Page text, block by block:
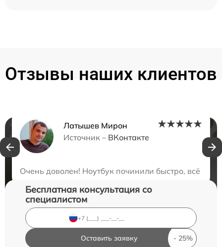
Отзывы наших клиентов
Латышев Мирон
Источник – ВКонтакте
Очень доволен! Ноутбук починили быстро, всё
Нужна консультация?
Бесплатная консультация со
специалистом
Оставить заявку